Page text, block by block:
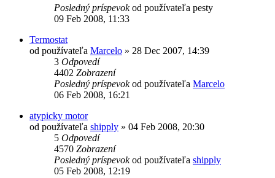
Posledný príspevokod používateľa pesty
09 Feb 2008, 11:33
Termostat
od používateľa Marcelo » 28 Dec 2007, 14:39
3 Odpovedí
4402 Zobrazení
Posledný príspevokod používateľa Marcelo
06 Feb 2008, 16:21
atypicky motor
od používateľa shipply » 04 Feb 2008, 20:30
5 Odpovedí
4570 Zobrazení
Posledný príspevokod používateľa shipply
05 Feb 2008, 12:19